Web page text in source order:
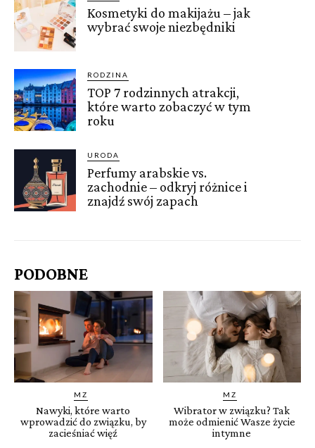
Kosmetyki do makijażu – jak
wybrać swoje niezbędniki
RODZINA
TOP 7 rodzinnych atrakcji,
które warto zobaczyć w tym
roku
URODA
Perfumy arabskie vs.
zachodnie – odkryj różnice i
znajdź swój zapach
PODOBNE
MZ
Nawyki, które warto
wprowadzić do związku, by
zacieśniać więź
MZ
Wibrator w związku? Tak
może odmienić Wasze życie
intymne